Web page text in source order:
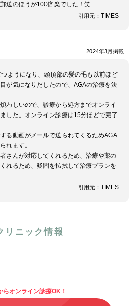
送のほうが100倍楽でした！笑
引用元： TIMES
2024年3月掲載
ようになり、頭頂部の髪の毛も以前ほど
が気になりだしたので、AGAの治療を決
わしいので、診療から処方までオンライ
した。オンライン診療は15分ほどで完了
る動画がメールで送られてくるためAGA
れます。
さんが対応してくれるため、治療や薬の
れるため、疑問を払拭して治療プランを
引用元： TIMES
リニック情報
らオンライン診療OK！